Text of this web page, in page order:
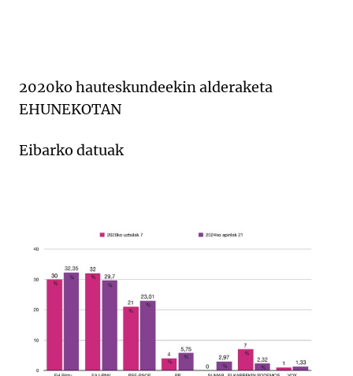
2020ko hauteskundeekin alderaketa
EHUNEKOTAN
Eibarko datuak